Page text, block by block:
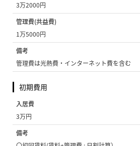
3万2000円
管理費(共益費)
1万5000円
備考
管理費は光熱費・インターネット費を含む
初期費用
入居費
3万円
備考